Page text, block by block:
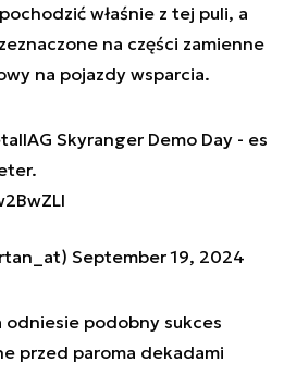
właśnie z tej puli, a
na części zamienne
na pojazdy wsparcia.
Skyranger Demo Day - es
September 19, 2024
odniesie podobny sukces
przed paroma dekadami